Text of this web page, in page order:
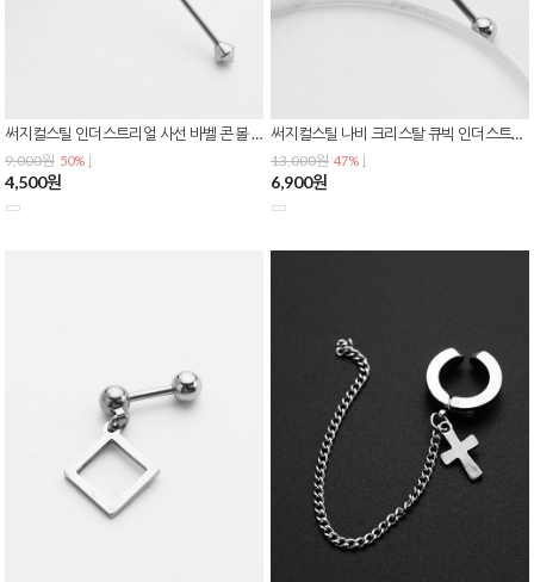
써지컬스틸 인더스트리얼 사선 바벨 콘 볼 스트레이트 귀 연골 피어싱 P-0836
9,000원 50% ↓
4,500원
써지컬스틸 나비 크리스탈 큐빅 인더스트리얼 바벨 사선 피어싱 P-0834
13,000원 47% ↓
6,900원